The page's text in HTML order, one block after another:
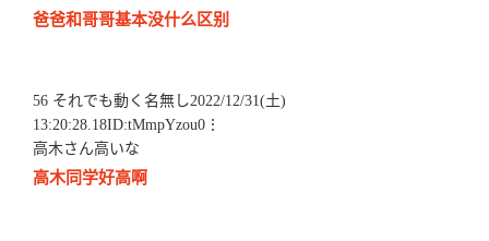
爸爸和哥哥基本没什么区别
56 それでも動く名無し2022/12/31(土)
13:20:28.18ID:tMmpYzou0⋮
高木さん高いな
高木同学好高啊